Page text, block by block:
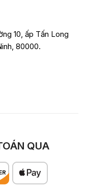
10, ấp Tấn Long
80000.
QUA